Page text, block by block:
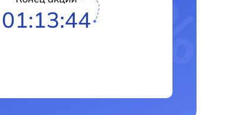
01:13:43